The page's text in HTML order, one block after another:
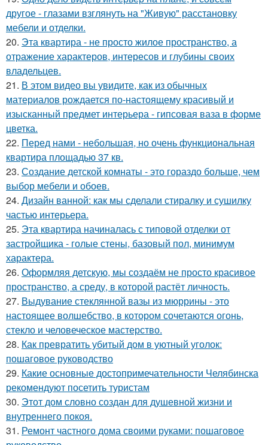
другое - глазами взглянуть на "Живую" расстановку
мебели и отделки.
20. Эта квартира - не просто жилое пространство, а
отражение характеров, интересов и глубины своих
владельцев.
21. В этом видео вы увидите, как из обычных
материалов рождается по-настоящему красивый и
изысканный предмет интерьера - гипсовая ваза в форме
цветка.
22. Перед нами - небольшая, но очень функциональная
квартира площадью 37 кв.
23. Создание детской комнаты - это гораздо больше, чем
выбор мебели и обоев.
24. Дизайн ванной: как мы сделали стиралку и сушилку
частью интерьера.
25. Эта квартира начиналась с типовой отделки от
застройщика - голые стены, базовый пол, минимум
характера.
26. Оформляя детскую, мы создаём не просто красивое
пространство, а среду, в которой растёт личность.
27. Выдувание стеклянной вазы из мюррины - это
настоящее волшебство, в котором сочетаются огонь,
стекло и человеческое мастерство.
28. Как превратить убитый дом в уютный уголок:
пошаговое руководство
29. Какие основные достопримечательности Челябинска
рекомендуют посетить туристам
30. Этот дом словно создан для душевной жизни и
внутреннего покоя.
31. Ремонт частного дома своими руками: пошаговое